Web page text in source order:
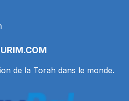
de la Torah dans le monde.